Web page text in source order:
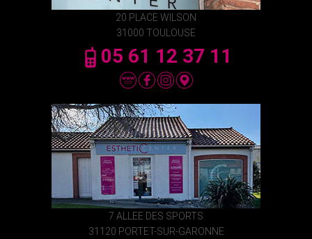
20 PLACE WILSON
31000 TOULOUSE
05 61 12 37 11
7 ALLEE DES SPORTS
31120 PORTET-SUR-GARONNE